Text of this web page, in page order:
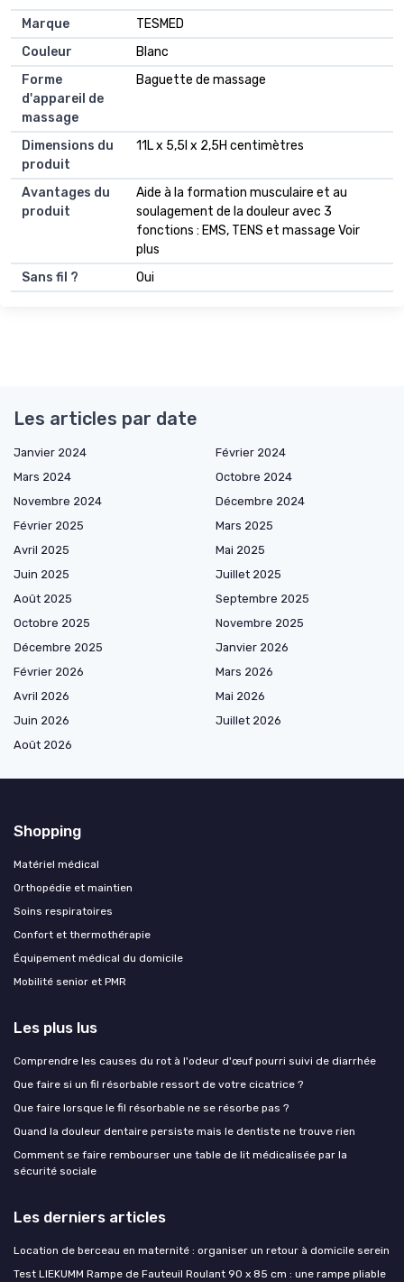
Marque
TESMED
Couleur
Blanc
Forme
d'appareil de
massage
Baguette de massage
Dimensions du
produit
11L x 5,5l x 2,5H centimètres
Avantages du
produit
Aide à la formation musculaire et au
soulagement de la douleur avec 3
fonctions : EMS, TENS et massage Voir
plus
Sans fil ?
Oui
Les articles par date
Janvier 2024
Février 2024
Mars 2024
Octobre 2024
Novembre 2024
Décembre 2024
Février 2025
Mars 2025
Avril 2025
Mai 2025
Juin 2025
Juillet 2025
Août 2025
Septembre 2025
Octobre 2025
Novembre 2025
Décembre 2025
Janvier 2026
Février 2026
Mars 2026
Avril 2026
Mai 2026
Juin 2026
Juillet 2026
Août 2026
Shopping
Matériel médical
Orthopédie et maintien
Soins respiratoires
Confort et thermothérapie
Équipement médical du domicile
Mobilité senior et PMR
Les plus lus
Comprendre les causes du rot à l'odeur d'œuf pourri suivi de diarrhée
Que faire si un fil résorbable ressort de votre cicatrice ?
Que faire lorsque le fil résorbable ne se résorbe pas ?
Quand la douleur dentaire persiste mais le dentiste ne trouve rien
Comment se faire rembourser une table de lit médicalisée par la
sécurité sociale
Les derniers articles
Location de berceau en maternité : organiser un retour à domicile serein
Test LIEKUMM Rampe de Fauteuil Roulant 90 x 85 cm : une rampe pliable